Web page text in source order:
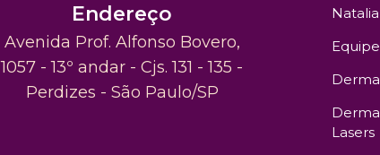
Endereço
Avenida Prof. Alfonso Bovero,
1057 - 13º andar - Cjs. 131 - 135 -
Perdizes - São Paulo/SP
Equipe
Lasers